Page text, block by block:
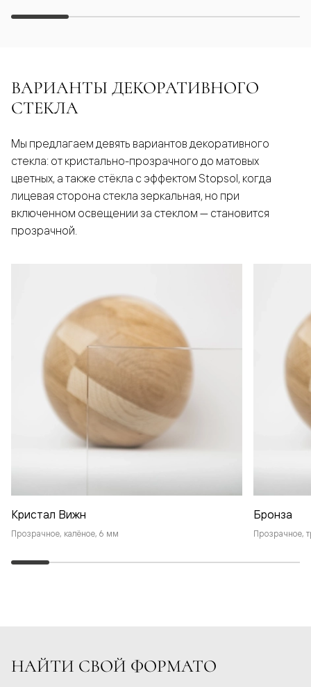
ВАРИАНТЫ ДЕКОРАТИВНОГО
СТЕКЛА
Мы предлагаем девять вариантов декоративного
стекла: от кристально-прозрачного до матовых
цветных, а также стёкла с эффектом Stopsol, когда
лицевая сторона стекла зеркальная, но при
включенном освещении за стеклом — становится
прозрачной.
Кристал Вижн
Прозрачное, калёное, 6 мм
Бронза
Прозрачное,
НАЙТИ СВОЙ ФОРМАТО